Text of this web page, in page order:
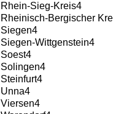
Rhein-Sieg-Kreis4
Rheinisch-Bergischer
Siegen4
Siegen-Wittgenstein4
Soest4
Solingen4
Steinfurt4
Unna4
Viersen4